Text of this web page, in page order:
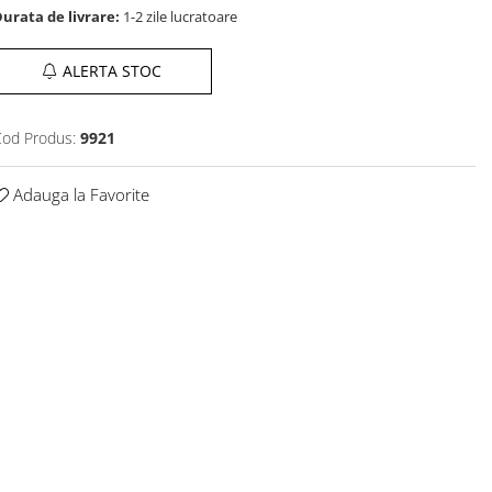
de livrare: 1-2 zile lucratoare
ALERTA STOC
Produs: 9921
Adauga la Favorite